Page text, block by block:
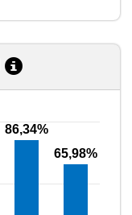
86,34%
65,98%